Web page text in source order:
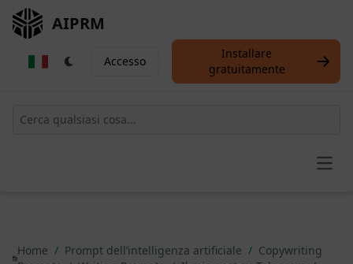
AIPRM
Accesso
Installare
gratuitamente
Home / Prompt dell’intelligenza artificiale / Copywriting